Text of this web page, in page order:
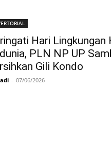
Hari Lingkungan
PLN NP UP
Gili Kondo
- 07/06/2026